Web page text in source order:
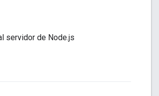
servidor de Node.js